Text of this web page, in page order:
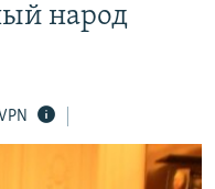
СОПРОТИВЛЕНИЯ
народ